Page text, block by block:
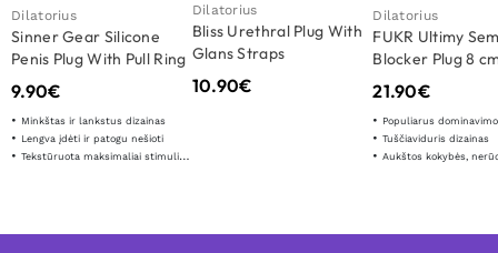
Dilatorius
Sinner Gear Silicone
Penis Plug With Pull Ring
9.90€
Minkštas ir lankstus dizainas
Lengva įdėti ir patogu nešioti
Tekstūruota maksimaliai stimuliuojant
Dilatorius
Bliss Urethral Plug With
Glans Straps
10.90€
Dilatorius
FUKR Ultimy
Blocker Plug 8
21.90€
Populiarus dominavimo
Tuščiaviduris dizainas
Aukštos kokybės,